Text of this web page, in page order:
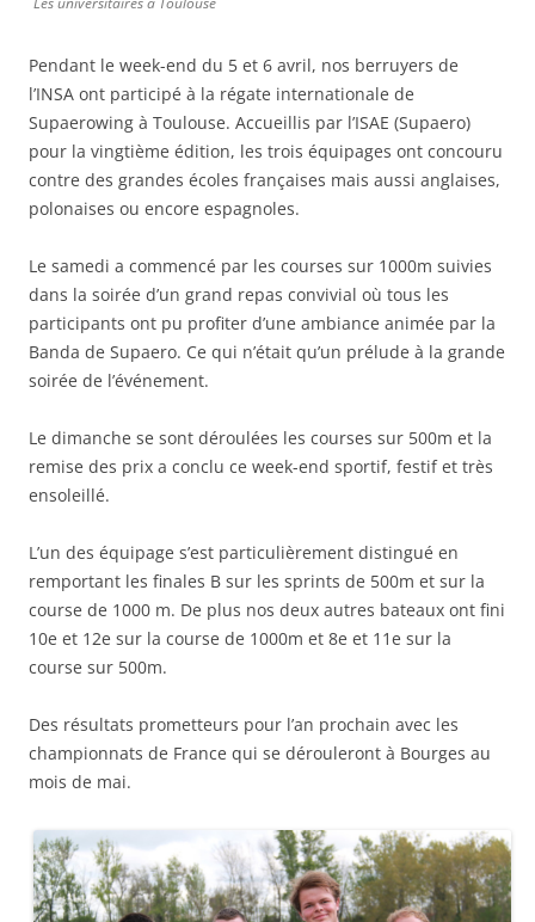
Pendant le week-end du 5 et 6 avril, nos berruyers de
l’INSA ont participé à la régate internationale de
Supaerowing à Toulouse. Accueillis par l’ISAE (Supaero)
pour la vingtième édition, les trois équipages ont concouru
contre des grandes écoles françaises mais aussi anglaises,
polonaises ou encore espagnoles.
Le samedi a commencé par les courses sur 1000m suivies
dans la soirée d’un grand repas convivial où tous les
participants ont pu profiter d’une ambiance animée par la
Banda de Supaero. Ce qui n’était qu’un prélude à la grande
soirée de l’événement.
Le dimanche se sont déroulées les courses sur 500m et la
remise des prix a conclu ce week-end sportif, festif et très
ensoleillé.
L’un des équipage s’est particulièrement distingué en
remportant les finales B sur les sprints de 500m et sur la
course de 1000 m. De plus nos deux autres bateaux ont fini
10e et 12e sur la course de 1000m et 8e et 11e sur la
course sur 500m.
Des résultats prometteurs pour l’an prochain avec les
championnats de France qui se dérouleront à Bourges au
mois de mai.